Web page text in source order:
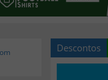
Descontos